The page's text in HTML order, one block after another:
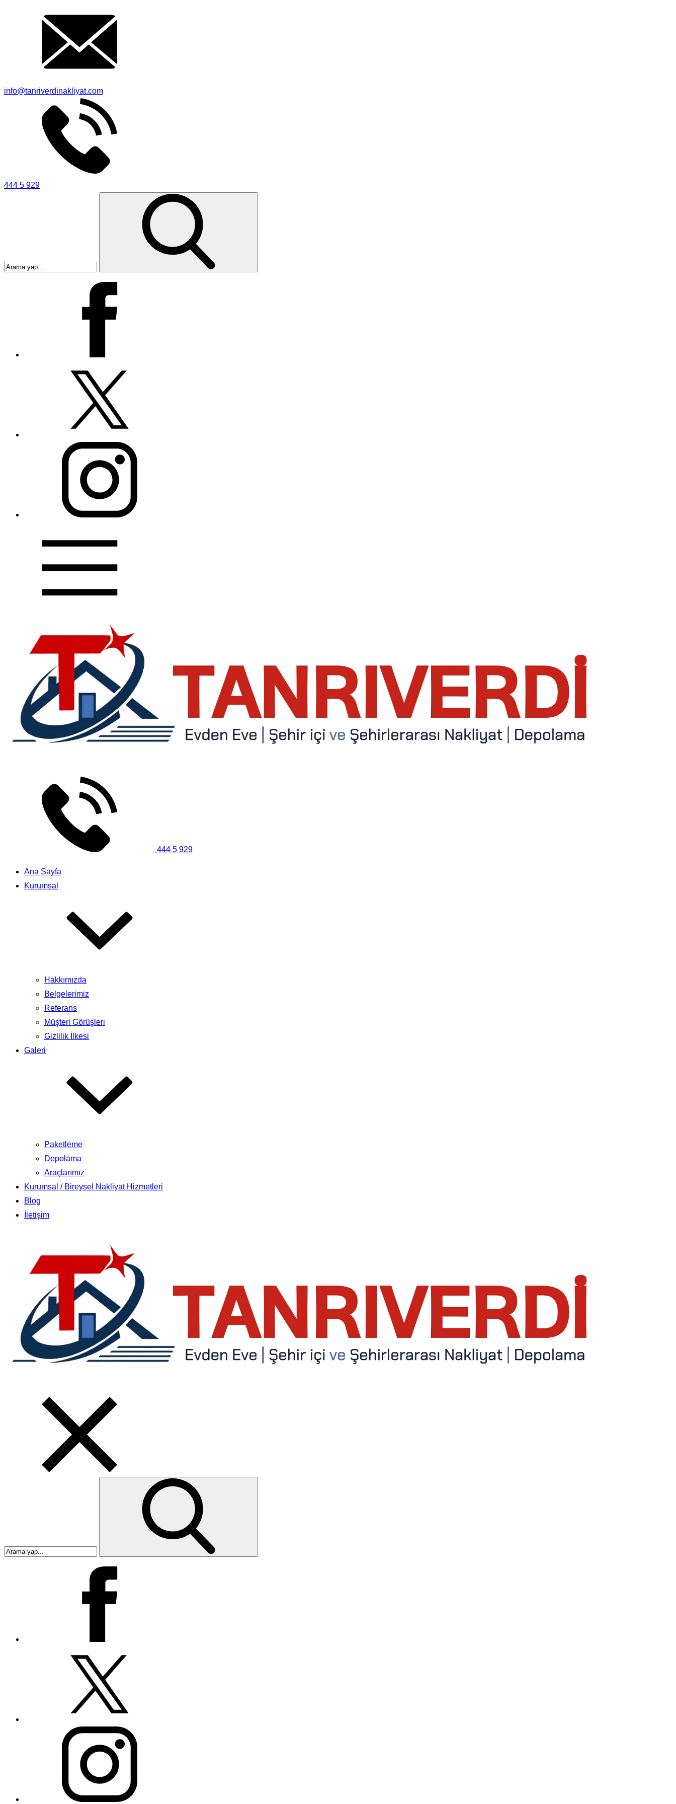
info@tanriverdinakliyat.com
444 5 929
444 5 929
Ana Sayfa
Kurumsal
Hakkımızda
Belgelerimiz
Referans
Müşteri Görüşleri
Gizlilik İlkesi
Galeri
Paketleme
Depolama
Araçlarımız
Kurumsal / Bireysel Nakliyat Hizmetleri
Blog
İletişim